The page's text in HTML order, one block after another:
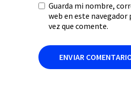
Guarda mi nombre,
web en este navegador
vez que comente.